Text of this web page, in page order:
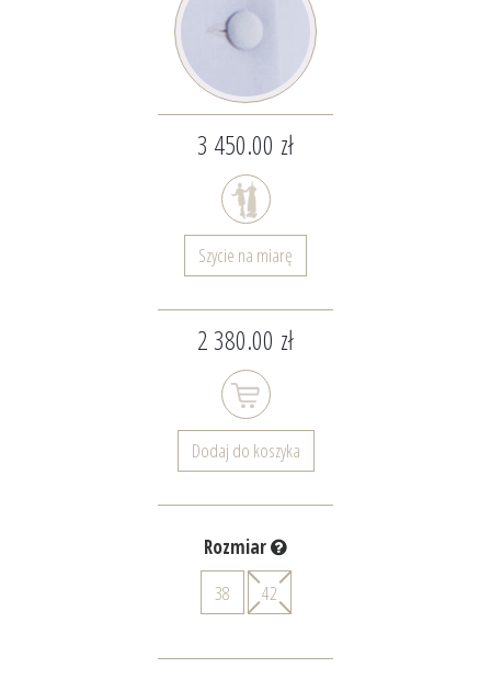
3 450.00 zł
Szycie na miarę
2 380.00 zł
Dodaj do koszyka
Rozmiar
38
42